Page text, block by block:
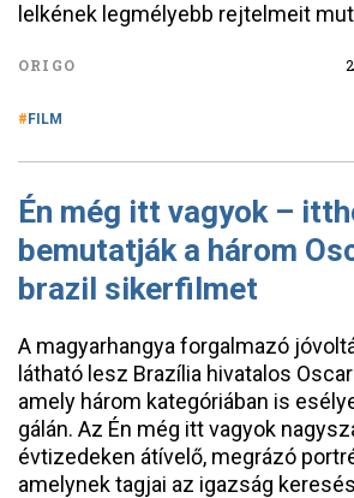
lelkének legmélyebb rejtelmeit
ORIGO
FILM
Én még itt vagyok –
bemutatják a három
brazil sikerfilmet
A magyarhangya forgalmazó
látható lesz Brazília hivatalos
amely három kategóriában is
gálán. Az Én még itt vagyok
évtizedeken átívelő, megrázó
amelynek tagjai az igazság